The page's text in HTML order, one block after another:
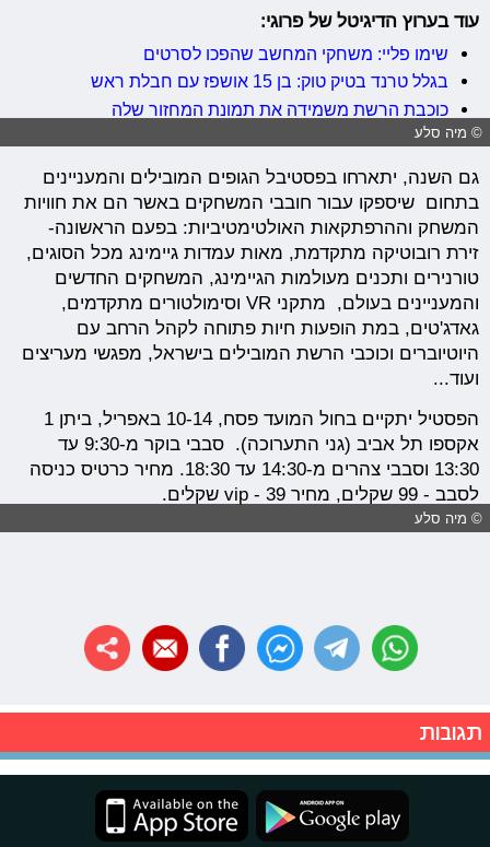
עוד בערוץ הדיגיטל של פרוגי:
שימו פליי: משחקי המחשב שהפכו לסרטים
בגלל טרנד בטיק טוק: בן 15 אושפז עם חבלת ראש
כוכבת הרשת משמידה את תמונת המחזור שלה
© מיה סלע
גם השנה, יתארחו בפסטיבל הגופים המובילים והמעניינים
בתחום שיספקו עבור חובבי המשחקים באשר הם את חוויות
המשחק וההרפתקאות האולטימטיביות: בפעם הראשונה-
זירת רובוטיקה מתקדמת, מאות עמדות גיימינג מכל הסוגים,
טורנירים ותכנים מעולמות הגיימינג, המשחקים החדשים
והמעניינים בעולם, מתקני VR וסימולטורים מתקדמים,
גאדג'טים, במת הופעות חיות פתוחה לקהל הרחב עם
היוטיוברים וכוכבי הרשת המובילים בישראל, מפגשי מעריצים
ועוד...
הפסטיל יתקיים בחול המועד פסח, 10-14 באפריל, ביתן 1
אקספו תל אביב (גני התערוכה). סבבי בוקר מ-9:30 עד
13:30 וסבבי צהרים מ-14:30 עד 18:30. מחיר כרטיס כניסה
לסבב - 99 שקלים, מחיר vip - 39 שקלים.
© מיה סלע
תגובות